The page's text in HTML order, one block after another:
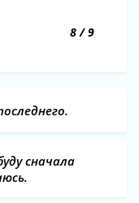
8 / 9
сначала